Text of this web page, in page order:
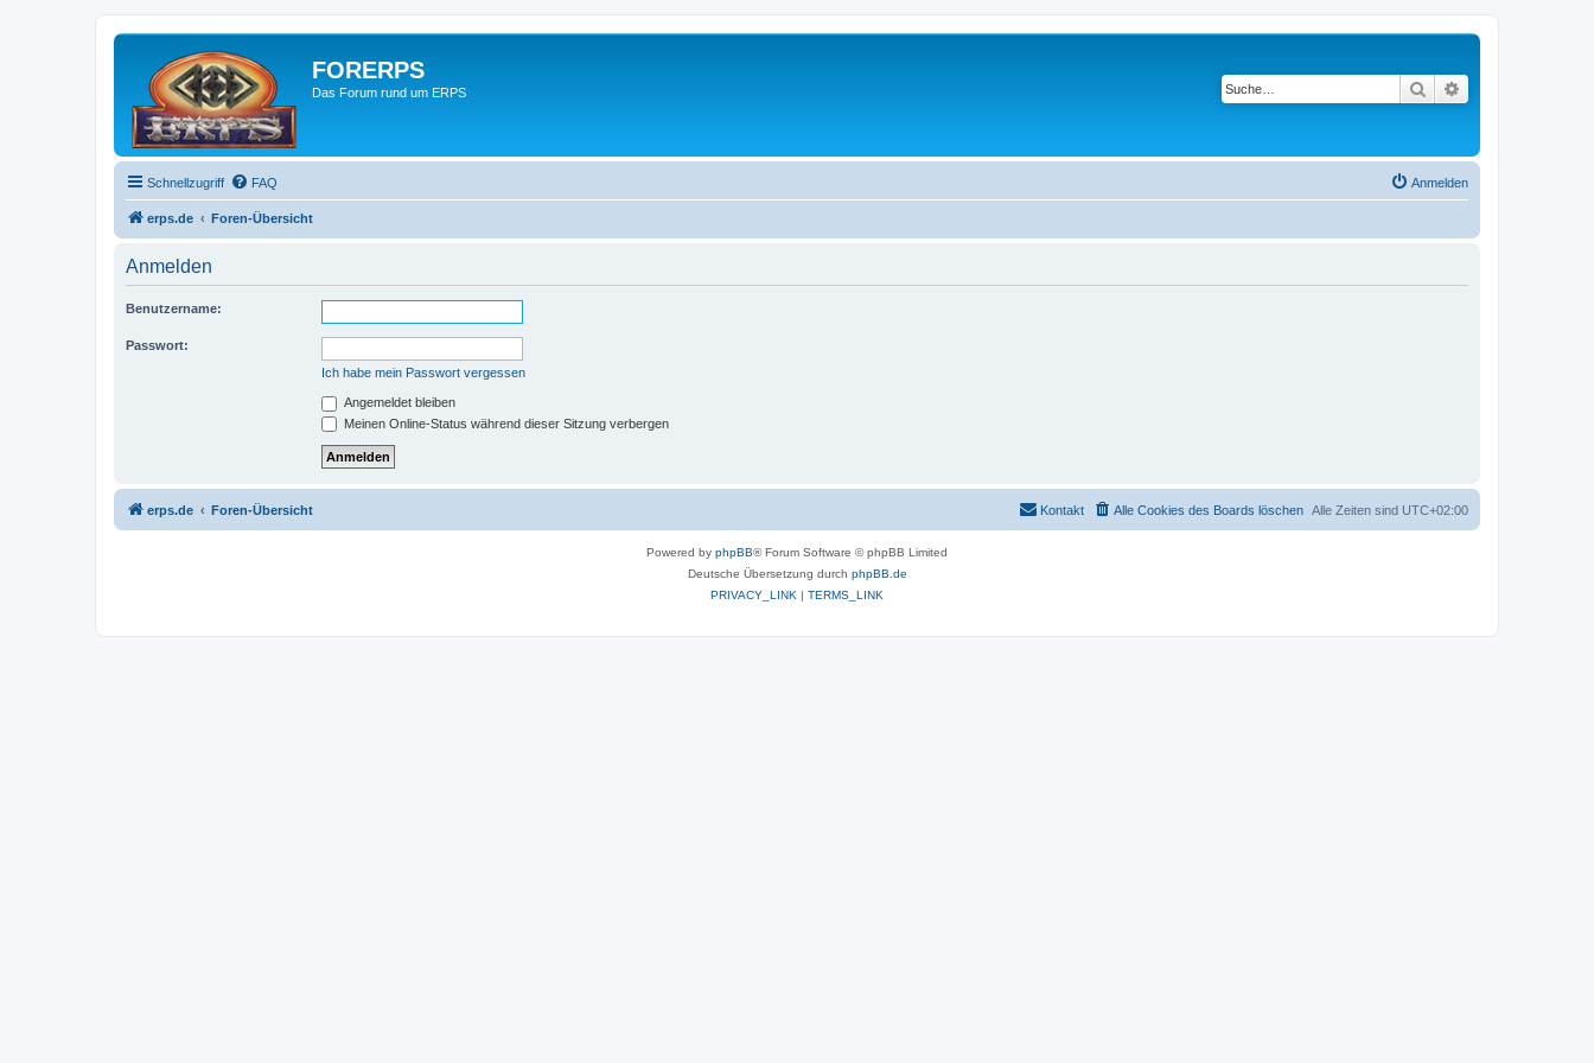
FORERPS
Das Forum rund um ERPS Suche
Schnellzugriff FAQ Anmelden
erps.de Foren-Übersicht
Anmelden
Benutzername:
Passwort:
Ich habe mein Passwort vergessen
Angemeldet bleiben
Meinen Online-Status während dieser Sitzung verbergen
erps.de Foren-Übersicht Alle Zeiten sind UTC+02:00
Alle Cookies des Boards löschen
Kontakt
Powered by phpBB® Forum Software © phpBB Limited
Deutsche Übersetzung durch phpBB.de
PRIVACY_LINK | TERMS_LINK